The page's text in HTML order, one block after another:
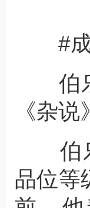
#成
伯乐
《杂说》
伯乐
品位等